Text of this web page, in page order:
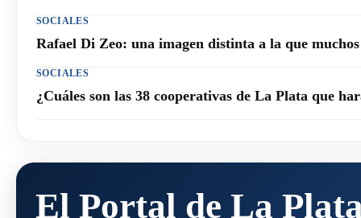
SOCIALES
Rafael Di Zeo: una imagen distinta a la que
SOCIALES
¿Cuáles son las 38 cooperativas de La Plata que
El Portal de La